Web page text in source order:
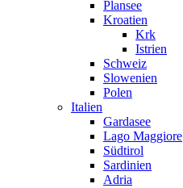
Plansee
Kroatien
Krk
Istrien
Schweiz
Slowenien
Polen
Italien
Gardasee
Lago Maggiore
Südtirol
Sardinien
Adria